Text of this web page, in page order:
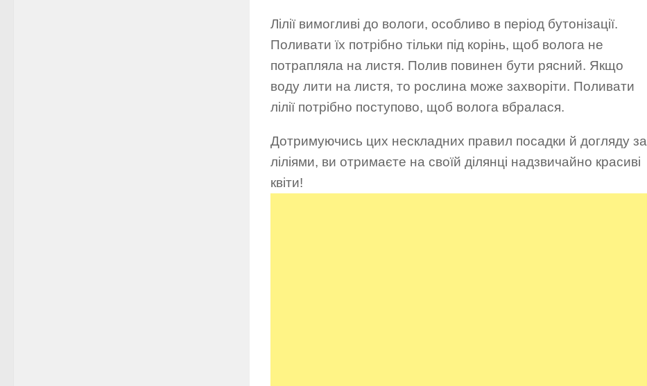
Лілії вимогливі до вологи, особливо в період бутонізації.
Поливати їх потрібно тільки під корінь, щоб волога не
потрапляла на листя. Полив повинен бути рясний. Якщо
воду лити на листя, то рослина може захворіти. Поливати
лілії потрібно поступово, щоб волога вбралася.
Дотримуючись цих нескладних правил посадки й догляду за
ліліями, ви отримаєте на своїй ділянці надзвичайно красиві
квіти!